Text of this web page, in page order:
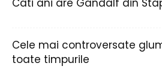
Cati ani are Gandalf din
Cele mai controversate
toate timpurile